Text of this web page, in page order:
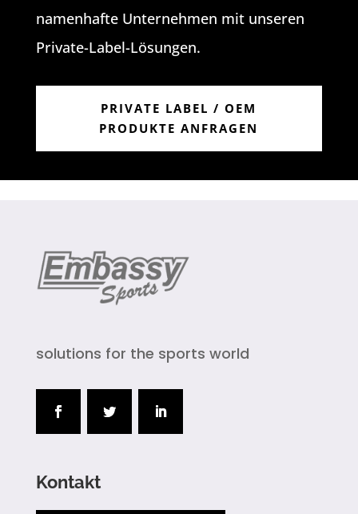
namenhafte Unternehmen mit unseren
Private-Label-Lösungen.
PRIVATE LABEL / OEM
PRODUKTE ANFRAGEN
solutions for the sports world
Kontakt